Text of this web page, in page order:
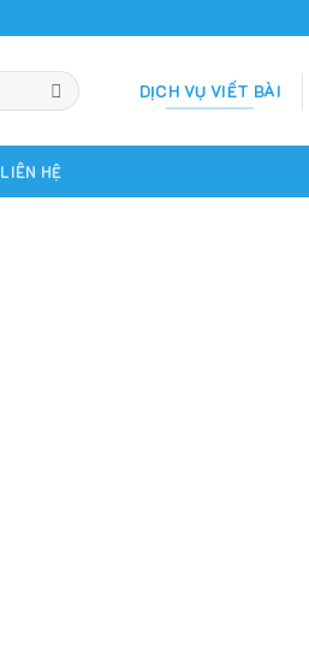
DỊCH VỤ VIẾT BÀI
LIÊN HỆ